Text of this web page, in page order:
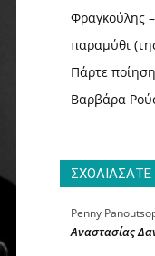
Φραγκούλης
παραμύθι
Πάρτε ποίηση
Βαρβάρα
ΣΧΟΛΙΑΣΑΤΕ
Penny
Αναστασίας